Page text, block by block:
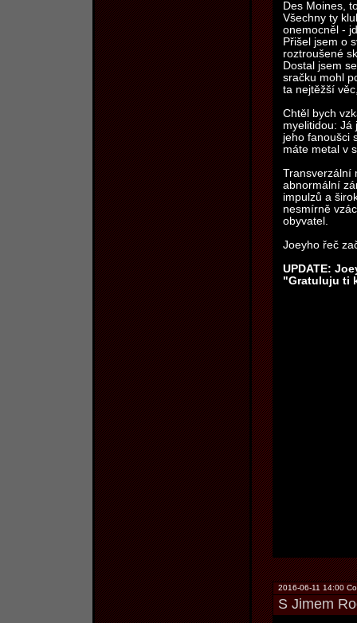
Des Moines,
Všechny ty
onemocněl -
Přišel jsem o
roztroušené
Dostal jsem
sračku mohl
ta nejtěžší
Chtěl bych
myelitidou: Já
jeho fanoušci
máte metal v
Transverzální
abnormální
impulzů a
nesmírně
obyvatel.
Joeyho řeč
UPDATE:
"Gratuluju ti
2016-06-11 14:00
S Jimem